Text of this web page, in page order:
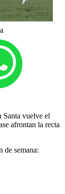
Santa vuelve el
afrontan la recta
de semana: